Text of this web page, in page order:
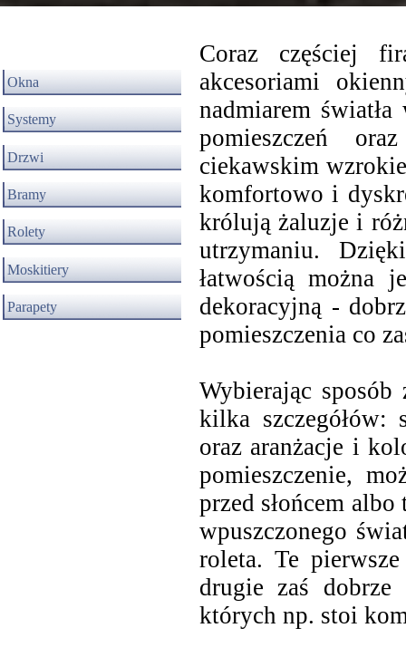
Okna
Systemy
Drzwi
Bramy
Rolety
Moskitiery
Parapety
Coraz częściej
akcesoriami
nadmiarem
pomieszczeń
ciekawskim
komfortowo i
królują żaluzje i
utrzymaniu.
łatwością można
dekoracyjną -
pomieszczenia co
Wybierając
kilka
oraz aranżacje i
pomieszczenie,
przed słońcem
wpuszczonego
roleta. Te
drugie zaś
których np. stoi